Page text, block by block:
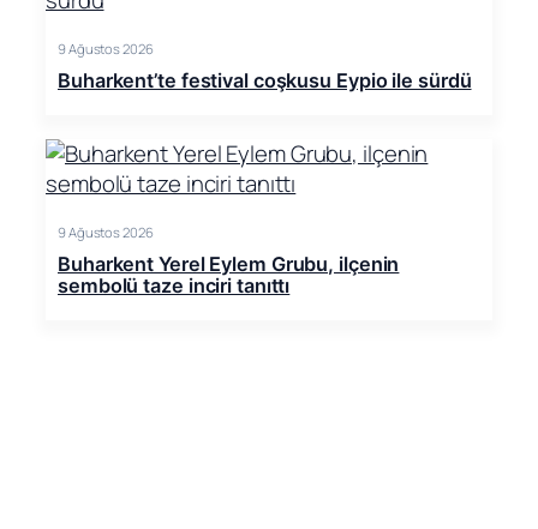
9 Ağustos 2026
Buharkent’te festival coşkusu Eypio ile sürdü
9 Ağustos 2026
Buharkent Yerel Eylem Grubu, ilçenin
sembolü taze inciri tanıttı